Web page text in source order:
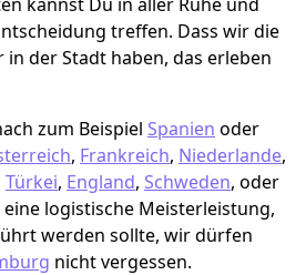
treffen. Dass wir die
der Stadt haben, das erleben
zum Beispiel Spanien oder
, Frankreich, Niederlande,
Türkei, England, Schweden, oder
logistische Meisterleistung,
werden sollte, wir dürfen
nicht vergessen.